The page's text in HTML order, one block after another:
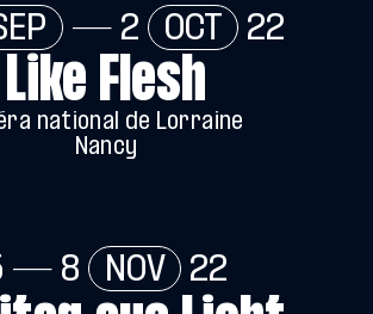
— 2 OCT 22
Like Flesh
national de Lorraine
Nancy
— 8 NOV 22